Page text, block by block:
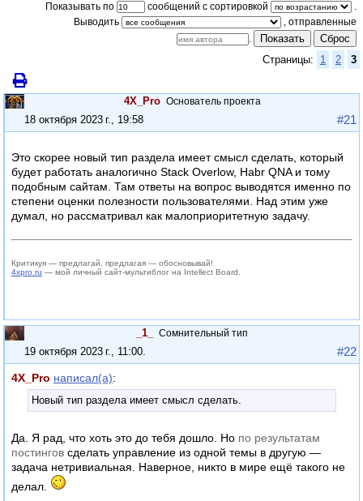
Показывать по сообщений с сортировкой
Выводить
Показать
Сброс
Страницы:
1 2 3
4X_Pro Основатель проекта
18 октября 2023 г., 19:58 #21
Это скорее новый тип раздела имеет смысл сделать, который
будет работать аналогично Stack Overlow, Habr QNA и тому
подобным сайтам. Там ответы на вопрос выводятся именно по
степени оценки полезности пользователями. Над этим уже
думал, но рассматривал как малоприоритетную задачу.
Критикуя — предлагай, предлагая — обосновывай!
4xpro.ru — мой личный сайт-мультиблог на Intellect Board.
_1_ Сомнительный тип
19 октября 2023 г., 11:00. #22
4X_Pro написал(а):
Новый тип раздела имеет смысл сделать.
Да. Я рад, что хоть это до тебя дошло. Но по результатам
постингов сделать управление из одной темы в другую —
задача нетривиальная. Наверное, никто в мире ещё такого не
делал.